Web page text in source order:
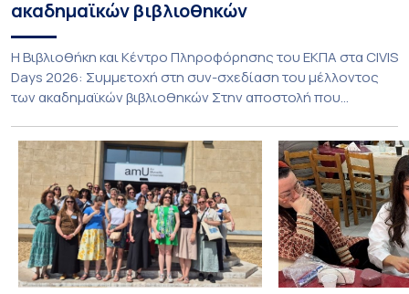
ακαδημαϊκών βιβλιοθηκών
Η Βιβλιοθήκη και Κέντρο Πληροφόρησης του ΕΚΠΑ στα CIVIS
Days 2026: Συμμετοχή στη συν-σχεδίαση του μέλλοντος
των ακαδημαϊκών βιβλιοθηκών Στην αποστολή που
με επικεφαλής την Αντιπρύτανι Ακαδημαϊκών, Διεθνών
Σχέσεων και Εξωστρέφειας, Καθηγήτρια κ. Σοφία
Παπαϊωάννου, συμμετείχε ενεργά και η Βιβλιοθήκη και
Κέντρο Πληροφόρησης (ΒΚΠ) του Ιδρύματος. Οι […]